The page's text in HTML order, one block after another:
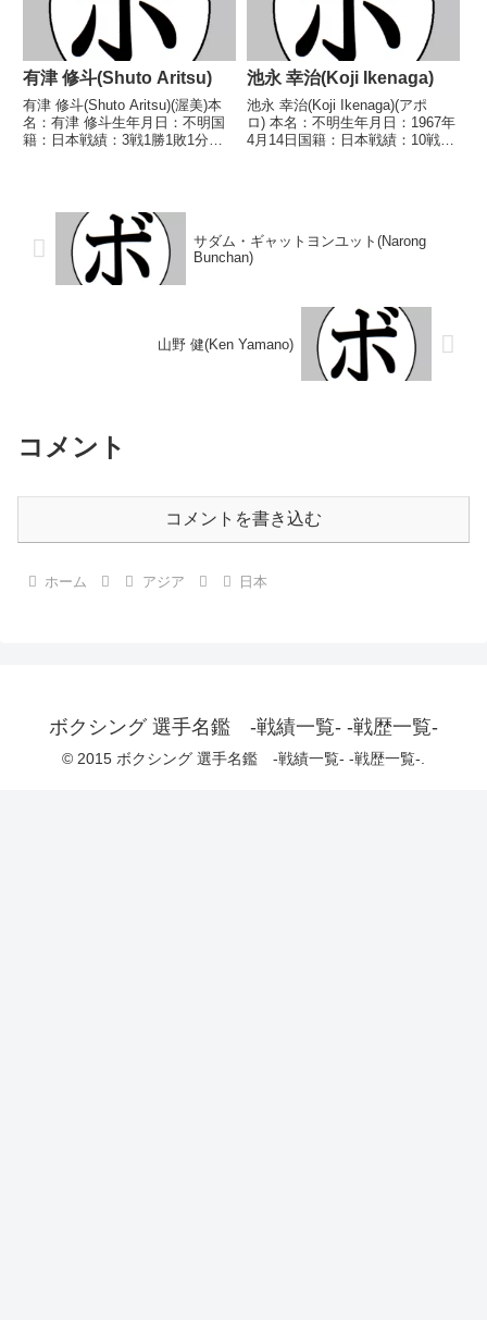
有津 修斗(Shuto Aritsu)
有津 修斗(Shuto Aritsu)(渥美)本
名：有津 修斗生年月日：不明国
籍：日本戦績：3戦1勝1敗1分
屋川石田)...
池永 幸治(Koji Ikenaga)
池永 幸治(Koji Ikenaga)(アポ
ロ) 本名：不明生年月日：1967年
4月14日国籍：日本戦績：10戦2
サダム・ギャットヨンユット(Narong
Bunchan)
山野 健(Ken Yamano)
コメント
コメントを書き込む
ホーム アジア 日本
ボクシング 選手名鑑 -戦績一覧- -戦歴一覧-
© 2015 ボクシング 選手名鑑 -戦績一覧- -戦歴一覧-.